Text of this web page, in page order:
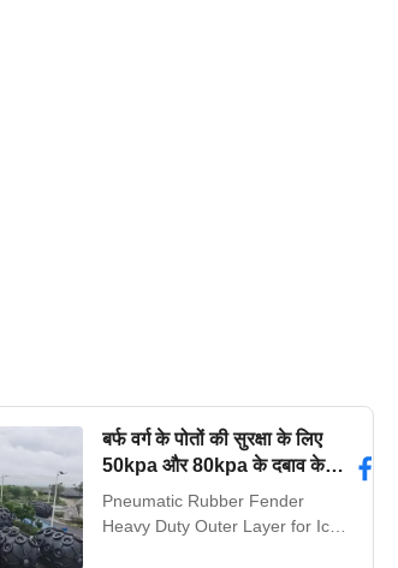
बर्फ वर्ग के पोतों की सुरक्षा के लिए
50kpa और 80kpa के दबाव के
साथ भारी शुल्क वायवीय रबर फेंडर
Pneumatic Rubber Fender
Heavy Duty Outer Layer for Ice